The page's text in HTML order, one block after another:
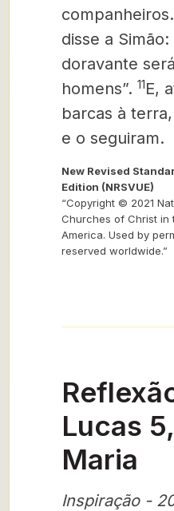
disse a
doravante
homens”. 11E,
barcas à
e o seguiram.
New Revised
Edition (NRSVUE)
“Copyright © 2021
Churches of Christ in
America. Used by
reserved worldwide.”
Lucas
Maria
Inspiração -